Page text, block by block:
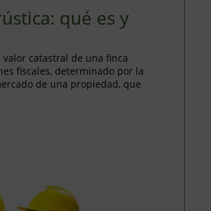
qué es y
catastral de una finca
fiscales, determinado por la
de una propiedad, que